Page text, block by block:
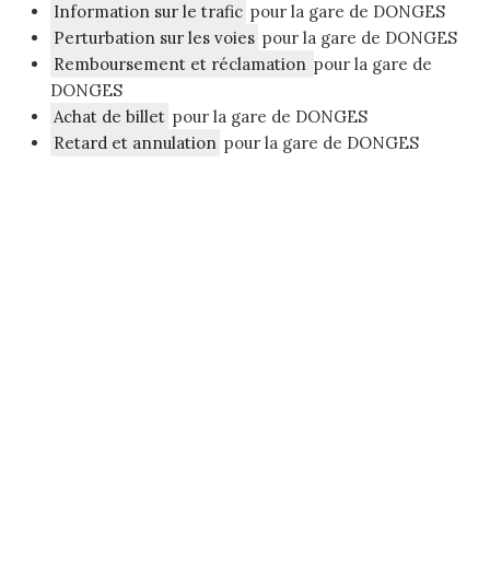
Information sur le trafic pour la gare de DONGES
Perturbation sur les voies pour la gare de DONGES
Remboursement et réclamation pour la gare de
DONGES
Achat de billet pour la gare de DONGES
Retard et annulation pour la gare de DONGES